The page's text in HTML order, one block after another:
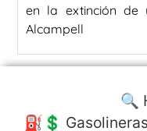
en la extinción de
Alcampell
🔍
⛽️💲